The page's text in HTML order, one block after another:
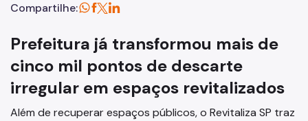
Subprefeitos
Imprensa
Notícias
Compartilhe:
Prefeitura já transformou mais de
cinco mil pontos de descarte
irregular em espaços revitalizados
Além de recuperar espaços públicos, o Revitaliza SP traz